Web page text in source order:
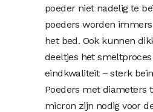
poeder niet nadelig te
poeders worden
het bed. Ook kunnen
deeltjes het
eindkwaliteit – sterk
Poeders met diameters
micron zijn nodig voor